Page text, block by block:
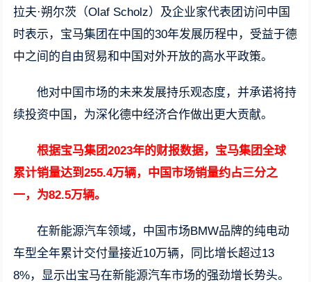
拉夫·朔尔茨（Olaf Scholz）及企业家代表团访问中国
时表示，宝马集团在中国的30年发展历程中，受益于德
中之间的自由贸易和中国对外开放的高水平政策。
他对中国市场的未来发展持乐观态度，并承诺将持
续投资中国，为深化德中经济合作做出更大贡献。
根据宝马集团2023年的财报数据，宝马集团全球
累计销量达到255.4万辆，中国市场销量约占三分之
一，为82.5万辆。
在新能源汽车领域，中国市场BMW品牌的纯电动
车型全年累计交付量接近10万辆，同比增长超过13
8%，显示出宝马在新能源汽车市场的强劲增长势头。